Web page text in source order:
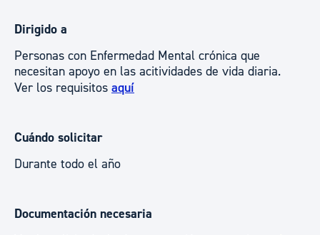
Dirigido a
Personas con Enfermedad Mental crónica que
necesitan apoyo en las acitividades de vida diaria.
Ver los requisitos aquí
Cuándo solicitar
Durante todo el año
Documentación necesaria